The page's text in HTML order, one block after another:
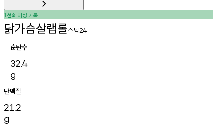
1천회 이상기록
닭가슴살랩롤스낵24
순탄수
32.4
g
단백질
21.2
g